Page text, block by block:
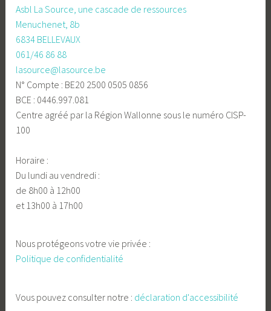
Asbl La Source, une cascade de ressources
Menuchenet, 8b
6834 BELLEVAUX
061/46 86 88
lasource@lasource.be
N° Compte : BE20 2500 0505 0856
BCE : 0446.997.081
Centre agréé par la Région Wallonne sous le numéro CISP-
100
Horaire :
Du lundi au vendredi :
de 8h00 à 12h00
et 13h00 à 17h00
Nous protégeons votre vie privée :
Politique de confidentialité
Vous pouvez consulter notre : déclaration d'accessibilité